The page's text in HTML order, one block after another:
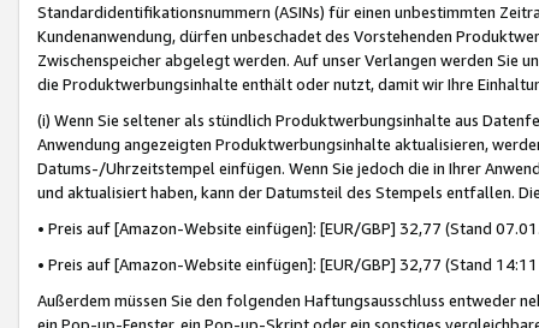
Standardidentifikationsnummern (ASINs) für einen unbestimmten
Kundenanwendung, dürfen unbeschadet des Vorstehenden
Zwischenspeicher abgelegt werden. Auf unser Verlangen werden Sie
die Produktwerbungsinhalte enthält oder nutzt, damit wir Ihre
(i) Wenn Sie seltener als stündlich Produktwerbungsinhalte aus
Anwendung angezeigten Produktwerbungsinhalte aktualisieren,
Datums-/Uhrzeitstempel einfügen. Wenn Sie jedoch die in Ihrer
und aktualisiert haben, kann der Datumsteil des Stempels entfallen.
• Preis auf [Amazon-Website einfügen]: [EUR/GBP] 32,77 (Stand
• Preis auf [Amazon-Website einfügen]: [EUR/GBP] 32,77 (Stand
Außerdem müssen Sie den folgenden Haftungsausschluss entweder
ein Pop-up-Fenster, ein Pop-up-Skript oder ein sonstiges